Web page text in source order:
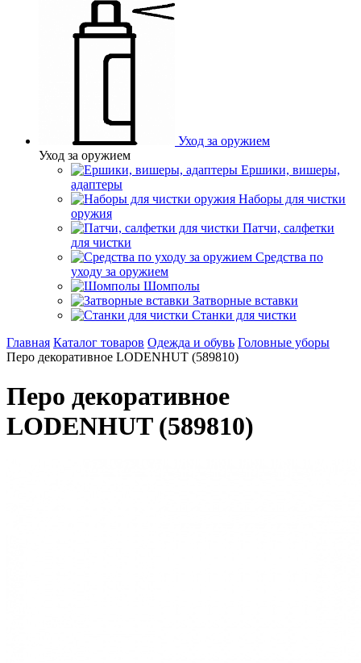
Уход за оружием
Уход за оружием
Ершики, вишеры,
адаптеры
Наборы для чистки
оружия
Патчи, салфетки
для чистки
Средства по
уходу за оружием
Шомполы
Затворные вставки
Станки для чистки
Главная Каталог товаров Одежда и обувь Головные уборы
Перо декоративное LODENHUT (589810)
Перо декоративное
LODENHUT (589810)